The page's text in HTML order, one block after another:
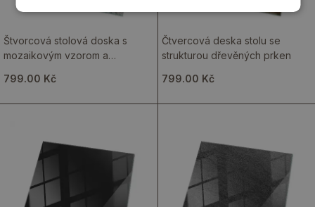
Štvorcová stolová doska s
mozaikovým vzorom a
799.00 Kč
Čtvercová deska stolu se
strukturou dřevěných prken
799.00 Kč